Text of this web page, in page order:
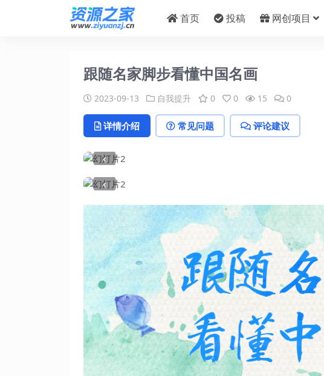
首页 投稿 网创项目
跟随名家脚步看懂中国名画
2023-09-13 自我提升 0 0 15 0
详情介绍 常见问题 评论建议
‹
‹